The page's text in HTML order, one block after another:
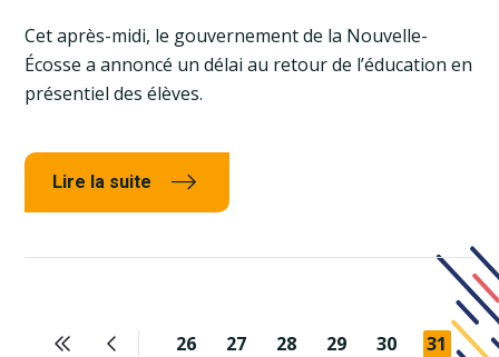
Cet après-midi, le gouvernement de la Nouvelle-
Écosse a annoncé un délai au retour de l’éducation en
présentiel des élèves.
Lire la suite
26 27 28 29 30
31